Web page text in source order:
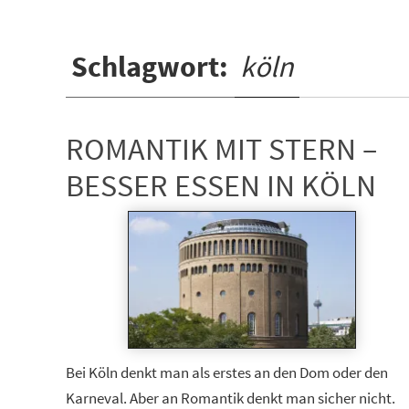
Schlagwort: köln
ROMANTIK MIT STERN –
BESSER ESSEN IN KÖLN
Bei Köln denkt man als erstes an den Dom oder den
Karneval. Aber an Romantik denkt man sicher nicht.